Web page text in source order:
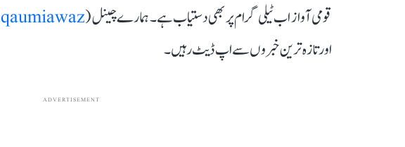
قومی آواز اب ٹیلی گرام پر بھی دستیاب ہے۔ ہمارے چینل (qaumiawaz@
اور تازہ ترین خبروں سے اپ ڈیٹ رہیں۔
ADVERTISEMENT